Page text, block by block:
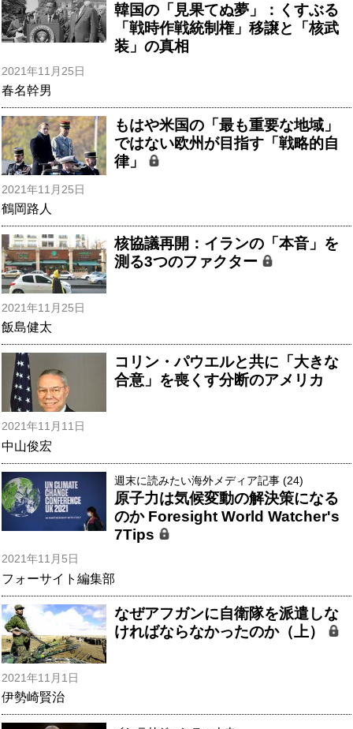
韓国の「見果てぬ夢」：くすぶる
「戦時作戦統制権」移譲と「核武
装」の真相
2021年11月25日
春名幹男
もはや米国の「最も重要な地域」
ではない欧州が目指す「戦略的自
律」
2021年11月25日
鶴岡路人
核協議再開：イランの「本音」を
測る3つのファクター
2021年11月25日
飯島健太
コリン・パウエルと共に「大きな
合意」を喪くす分断のアメリカ
2021年11月11日
中山俊宏
週末に読みたい海外メディア記事 (24)
原子力は気候変動の解決策になる
のか Foresight World Watcher's
7Tips
2021年11月5日
フォーサイト編集部
なぜアフガンに自衛隊を派遣しな
ければならなかったのか（上）
2021年11月1日
伊勢崎賢治